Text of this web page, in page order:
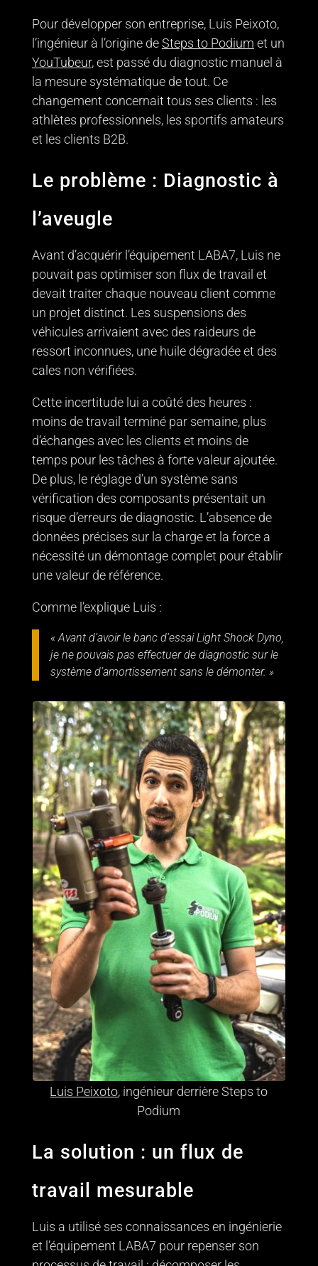
Pour développer son entreprise, Luis Peixoto,
l’ingénieur à l’origine deSteps to Podium et un
YouTubeur, est passé du diagnostic manuel à
la mesure systématique de tout. Ce
changement concernait tous ses clients : les
athlètes professionnels, les sportifs amateurs
et les clients B2B.
Le problème : Diagnostic à
l’aveugle
Avant d’acquérir l’équipement LABA7, Luis ne
pouvait pas optimiser son flux de travail et
devait traiter chaque nouveau client comme
un projet distinct. Les suspensions des
véhicules arrivaient avec des raideurs de
ressort inconnues, une huile dégradée et des
cales non vérifiées.
Cette incertitude lui a coûté des heures :
moins de travail terminé par semaine, plus
d’échanges avec les clients et moins de
temps pour les tâches à forte valeur ajoutée.
De plus, le réglage d’un système sans
vérification des composants présentait un
risque d’erreurs de diagnostic. L’absence de
données précises sur la charge et la force a
nécessité un démontage complet pour établir
une valeur de référence.
Comme l’explique Luis :
« Avant d’avoir le banc d’essai Light Shock Dyno,
je ne pouvais pas effectuer de diagnostic sur le
système d’amortissement sans le démonter. »
Luis Peixoto, ingénieur derrière Steps to
Podium
La solution : un flux de
travail mesurable
Luis a utilisé ses connaissances en ingénierie
et l’équipement LABA7 pour repenser son